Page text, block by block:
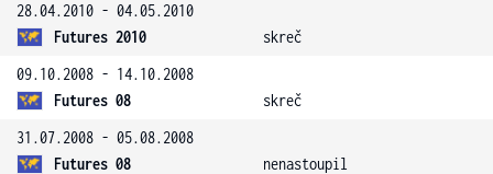
28.04.2010 - 04.05.2010
Futures 2010
skreč
09.10.2008 - 14.10.2008
Futures 08
skreč
31.07.2008 - 05.08.2008
Futures 08
nenastoupil